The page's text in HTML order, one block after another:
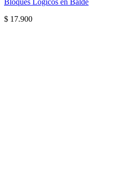
$ 17.900